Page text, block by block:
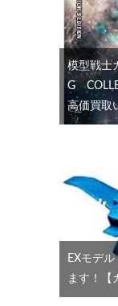
模型戦士
G
高価買取
EXモデ
ます！【